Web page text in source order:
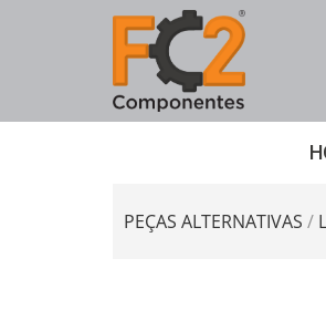
PEÇAS ALTERNATIVAS /